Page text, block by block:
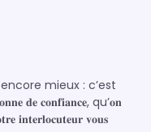
encore mieux : c’est
𝐝𝐞 𝐜𝐨𝐧𝐟𝐢𝐚𝐧𝐜𝐞, qu’𝐨𝐧
𝐢𝐧𝐭𝐞𝐫𝐥𝐨𝐜𝐮𝐭𝐞𝐮𝐫 𝐯𝐨𝐮𝐬